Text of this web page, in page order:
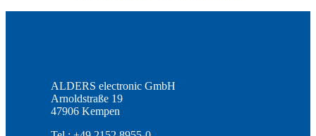
ALDERS electronic GmbH
Arnoldstraße 19
47906 Kempen